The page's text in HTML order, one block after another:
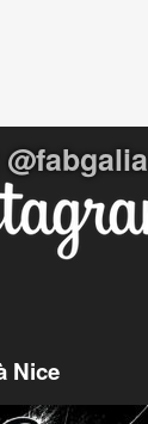
@fabgalia
Nice